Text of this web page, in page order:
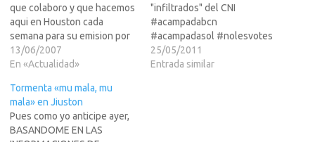
que colaboro y que hacemos
aqui en Houston cada
semana para su emision por
el canal 43 y a traves de
Internet, llega totalmente
novedades...Nos fuimos a
California a la entrega de los
premios Alma, y alli…
13/06/2007
En «Actualidad»
"infiltrados" del CNI
#acampadabcn
#acampadasol #nolesvotes
http://bit.ly/ljd1qPDesconfia
r de:1) quien parezca
25/05/2011
Entrada similar
Tormenta «mu mala, mu
mala» en Jiuston
Pues como yo anticipe ayer,
BASANDOME EN LAS